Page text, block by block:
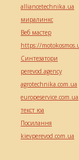
alliancetechnika.ua
миралинкс
Веб мастер
https://
Синтезатори
perevod.agency
agrotechnika.com.ua
europeservice.com.ua
текст юа
Посилання
kievperevod.com.ua